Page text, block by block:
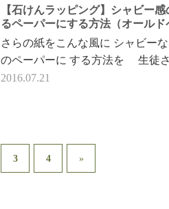
【石けんラッピング】シャビー感
るペーパーにする方法（オールド
パー風）
さらの紙をこんな風に シャビー
のペーパーに する方法を 生徒
が 教えてくださいました。 …
2016.07.21
3 4 »